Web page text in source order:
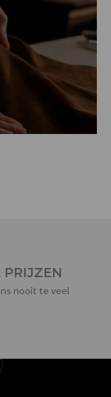
PRIJZEN
nooit te veel